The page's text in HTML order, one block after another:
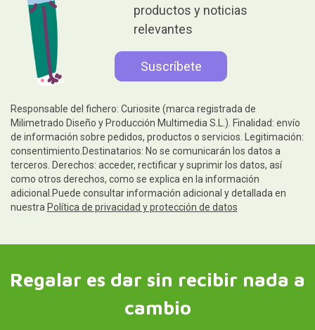
productos y noticias
relevantes
Responsable del fichero: Curiosite (marca registrada de
Milimetrado Diseño y Producción Multimedia S.L.). Finalidad: envío
de información sobre pedidos, productos o servicios. Legitimación:
consentimiento.Destinatarios: No se comunicarán los datos a
terceros. Derechos: acceder, rectificar y suprimir los datos, así
como otros derechos, como se explica en la información
adicional.Puede consultar información adicional y detallada en
nuestra Política de privacidad y protección de datos
Regalar es dar sin recibir nada a
cambio